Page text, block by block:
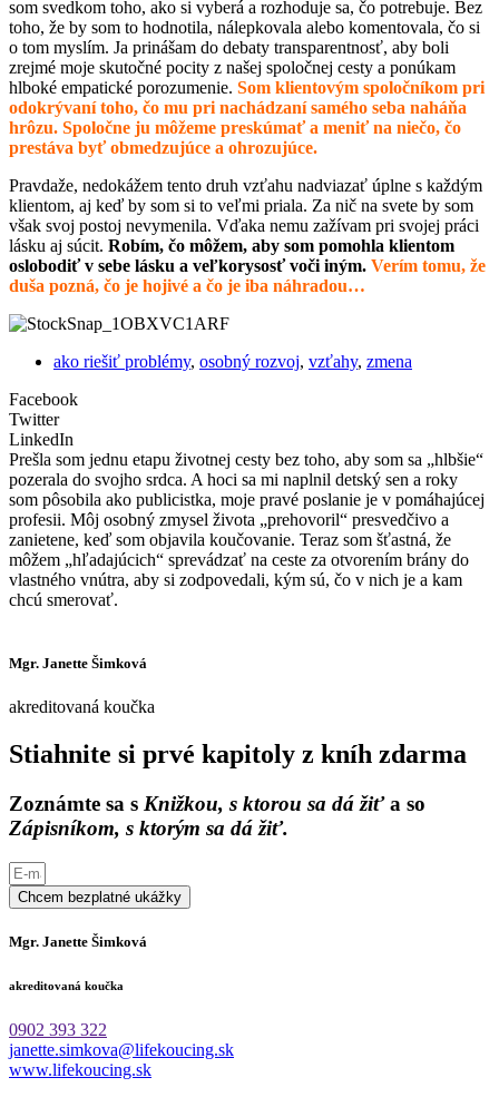
som svedkom toho, ako si vyberá a rozhoduje sa, čo potrebuje. Bez
toho, že by som to hodnotila, nálepkovala alebo komentovala, čo si
o tom myslím. Ja prinášam do debaty transparentnosť, aby boli
zrejmé moje skutočné pocity z našej spoločnej cesty a ponúkam
hlboké empatické porozumenie. Som klientovým spoločníkom pri
odokrývaní toho, čo mu pri nachádzaní samého seba naháňa
hrôzu. Spoločne ju môžeme preskúmať a meniť na niečo, čo
prestáva byť obmedzujúce a ohrozujúce.
Pravdaže, nedokážem tento druh vzťahu nadviazať úplne s každým
klientom, aj keď by som si to veľmi priala. Za nič na svete by som
však svoj postoj nevymenila. Vďaka nemu zažívam pri svojej práci
lásku aj súcit. Robím, čo môžem, aby som pomohla klientom
oslobodiť v sebe lásku a veľkorysosť voči iným. Verím tomu, že
duša pozná, čo je hojivé a čo je iba náhradou…
ako riešiť problémy, osobný rozvoj, vzťahy, zmena
Facebook
Twitter
LinkedIn
Prešla som jednu etapu životnej cesty bez toho, aby som sa „hlbšie“
pozerala do svojho srdca. A hoci sa mi naplnil detský sen a roky
som pôsobila ako publicistka, moje pravé poslanie je v pomáhajúcej
profesii. Môj osobný zmysel života „prehovoril“ presvedčivo a
zanietene, keď som objavila koučovanie. Teraz som šťastná, že
môžem „hľadajúcich“ sprevádzať na ceste za otvorením brány do
vlastného vnútra, aby si zodpovedali, kým sú, čo v nich je a kam
chcú smerovať.
Mgr. Janette Šimková
akreditovaná koučka
Stiahnite si prvé kapitoly z kníh zdarma
Zoznámte sa s Knižkou, s ktorou sa dá žiťa so
Zápisníkom, s ktorým sa dá žiť.
Chcem bezplatné ukážky
Mgr. Janette Šimková
akreditovaná koučka
0902 393 322
janette.simkova@lifekoucing.sk
www.lifekoucing.sk